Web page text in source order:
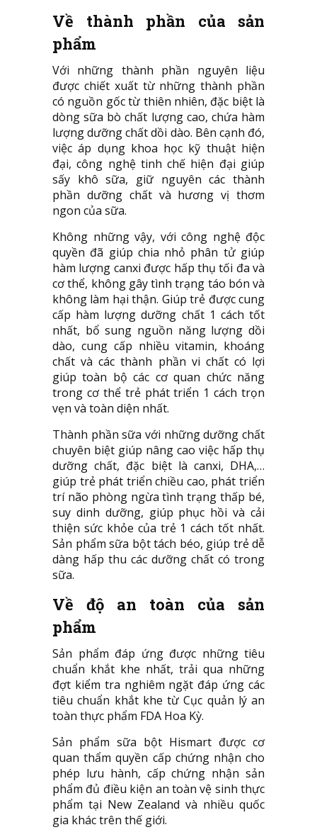
Về thành phần của sản
phẩm
Với những thành phần nguyên liệu
được chiết xuất từ những thành phần
có nguồn gốc từ thiên nhiên, đặc biệt là
dòng sữa bò chất lượng cao, chứa hàm
lượng dưỡng chất dồi dào. Bên cạnh đó,
việc áp dụng khoa học kỹ thuật hiện
đại, công nghệ tinh chế hiện đại giúp
sấy khô sữa, giữ nguyên các thành
phần dưỡng chất và hương vị thơm
ngon của sữa.
Không những vậy, với công nghệ độc
quyền đã giúp chia nhỏ phân tử giúp
hàm lượng canxi được hấp thụ tối đa và
cơ thể, không gây tình trạng táo bón và
không làm hại thận. Giúp trẻ được cung
cấp hàm lượng dưỡng chất 1 cách tốt
nhất, bổ sung nguồn năng lượng dồi
dào, cung cấp nhiều vitamin, khoáng
chất và các thành phần vi chất có lợi
giúp toàn bộ các cơ quan chức năng
trong cơ thể trẻ phát triển 1 cách trọn
vẹn và toàn diện nhất.
Thành phần sữa với những dưỡng chất
chuyên biệt giúp nâng cao việc hấp thụ
dưỡng chất, đặc biệt là canxi, DHA,…
giúp trẻ phát triển chiều cao, phát triển
trí não phòng ngừa tình trạng thấp bé,
suy dinh dưỡng, giúp phục hồi và cải
thiện sức khỏe của trẻ 1 cách tốt nhất.
Sản phẩm sữa bột tách béo, giúp trẻ dễ
dàng hấp thu các dưỡng chất có trong
sữa.
Về độ an toàn của sản
phẩm
Sản phẩm đáp ứng được những tiêu
chuẩn khắt khe nhất, trải qua những
đợt kiểm tra nghiêm ngặt đáp ứng các
tiêu chuẩn khắt khe từ Cục quản lý an
toàn thực phẩm FDA Hoa Kỳ.
Sản phẩm sữa bột Hismart được cơ
quan thẩm quyền cấp chứng nhận cho
phép lưu hành, cấp chứng nhận sản
phẩm đủ điều kiện an toàn vệ sinh thực
phẩm tại New Zealand và nhiều quốc
gia khác trên thế giới.